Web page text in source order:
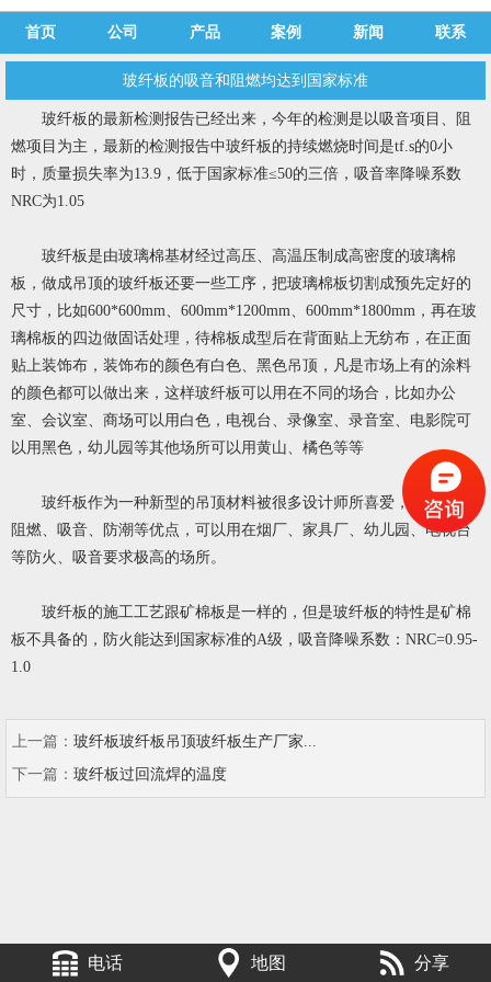
首页 公司 产品 案例 新闻 联系
玻纤板的吸音和阻燃均达到国家标准
玻纤板 的最新检测报告已经出来，今年的检测是以吸音项目、阻
燃项目为主，最新的检测报告中玻纤板的持续燃烧时间是tf.s的0小
时，质量损失率为13.9，低于国家标准≤50的三倍，吸音率降噪系数
NRC为1.05
玻纤板是由玻璃棉基材经过高压、高温压制成高密度的玻璃棉
板，做成吊顶的玻纤板还要一些工序，把玻璃棉板切割成预先定好的
尺寸，比如600*600mm、600mm*1200mm、600mm*1800mm，再在玻
璃棉板的四边做固话处理，待棉板成型后在背面贴上无纺布，在正面
贴上装饰布，装饰布的颜色有白色、黑色吊顶，凡是市场上有的涂料
的颜色都可以做出来，这样玻纤板可以用在不同的场合，比如办公
室、会议室、商场可以用白色，电视台、录像室、录音室、电影院可
以用黑色，幼儿园等其他场所可以用黄山、橘色等等
玻纤板作为一种新型的吊顶材料被很多设计师所喜爱，因玻纤板
阻燃、吸音、防潮等优点，可以用在烟厂、家具厂、幼儿园、电视台
等防火、吸音要求极高的场所。
玻纤板的施工工艺跟矿棉板是一样的，但是玻纤板的特性是矿棉
板不具备的，防火能达到国家标准的A级，吸音降噪系数：NRC=0.95-
1.0
上一篇： 玻纤板玻纤板吊顶玻纤板生产厂家...
下一篇： 玻纤板过回流焊的温度
电话 地图 分享